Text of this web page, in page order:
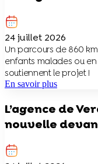
24 juillet 2026
Un parcours de 860
enfants malades ou
soutiennent le projet !
En savoir plus
L’agence de
nouvelle